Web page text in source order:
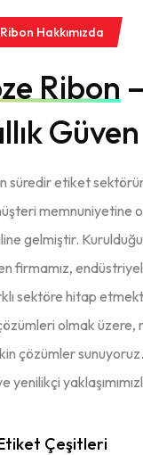
Hakkımızda
Ribon
süredir etiket
memnuniyetine
gelmiştir.
firmamız,
sektöre hitap
olmak üzere,
çözümler
yenilikçi
Çeşitleri